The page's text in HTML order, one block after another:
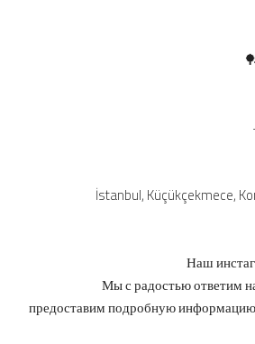
İstanbul, Küçükçekmece,
Наш
Мы с радостью ответим
предоставим подробную